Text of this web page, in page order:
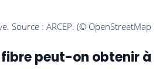
peut-on obtenir à